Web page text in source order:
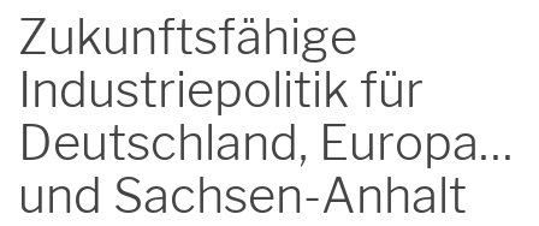
Zukunftsfähige
Industriepolitik für
Deutschland, Europa…
und Sachsen-Anhalt